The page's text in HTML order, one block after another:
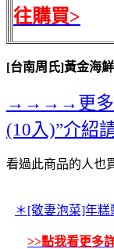
往購買>
[台南周氏]黃金海
→→→→更多
(10入)”介
看過此商品的人也
＊[敬妻泡菜]年糕
>>點我看更多